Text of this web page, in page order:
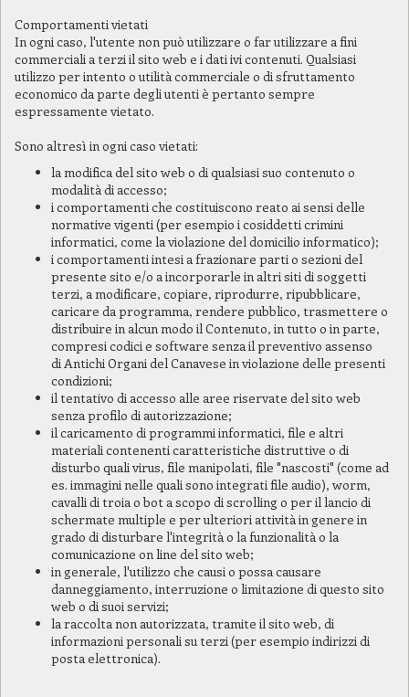
Comportamenti vietati
In ogni caso, l'utente non può utilizzare o far utilizzare a fini
commerciali a terzi il sito web e i dati ivi contenuti. Qualsiasi
utilizzo per intento o utilità commerciale o di sfruttamento
economico da parte degli utenti è pertanto sempre
espressamente vietato.
Sono altresì in ogni caso vietati:
la modifica del sito web o di qualsiasi suo contenuto o
modalità di accesso;
i comportamenti che costituiscono reato ai sensi delle
normative vigenti (per esempio i cosiddetti crimini
informatici, come la violazione del domicilio informatico);
i comportamenti intesi a frazionare parti o sezioni del
presente sito e/o a incorporarle in altri siti di soggetti
terzi, a modificare, copiare, riprodurre, ripubblicare,
caricare da programma, rendere pubblico, trasmettere o
distribuire in alcun modo il Contenuto, in tutto o in parte,
compresi codici e software senza il preventivo assenso
di Antichi Organi del Canavese in violazione delle presenti
condizioni;
il tentativo di accesso alle aree riservate del sito web
senza profilo di autorizzazione;
il caricamento di programmi informatici, file e altri
materiali contenenti caratteristiche distruttive o di
disturbo quali virus, file manipolati, file "nascosti" (come ad
es. immagini nelle quali sono integrati file audio), worm,
cavalli di troia o bot a scopo di scrolling o per il lancio di
schermate multiple e per ulteriori attività in genere in
grado di disturbare l'integrità o la funzionalità o la
comunicazione on line del sito web;
in generale, l'utilizzo che causi o possa causare
danneggiamento, interruzione o limitazione di questo sito
web o di suoi servizi;
la raccolta non autorizzata, tramite il sito web, di
informazioni personali su terzi (per esempio indirizzi di
posta elettronica).